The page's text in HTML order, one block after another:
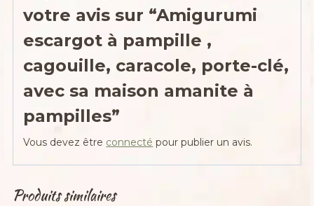
votre avis sur “Amigurumi
escargot à pampille ,
cagouille, caracole, porte-clé,
avec sa maison amanite à
pampilles”
Vous devez être connecté pour publier un avis.
Produits similaires